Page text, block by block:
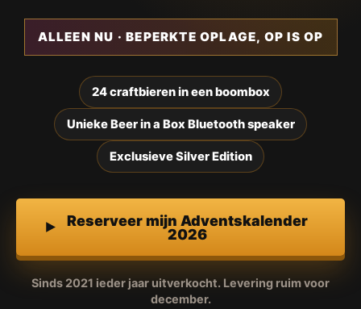
ALLEEN NU · BEPERKTE OPLAGE, OP IS OP
24 craftbieren in een boombox
Unieke Beer in a Box Bluetooth speaker
Exclusieve Silver Edition
Reserveer mijn Adventskalender
2026
Sinds 2021 ieder jaar uitverkocht. Levering ruim voor
december.